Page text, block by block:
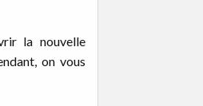
la nouvelle
on vous